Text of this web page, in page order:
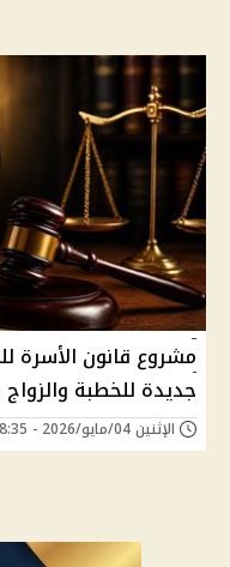
جديدة للخطبة
الإثنين 04/مايو/2026 - 08:35 م